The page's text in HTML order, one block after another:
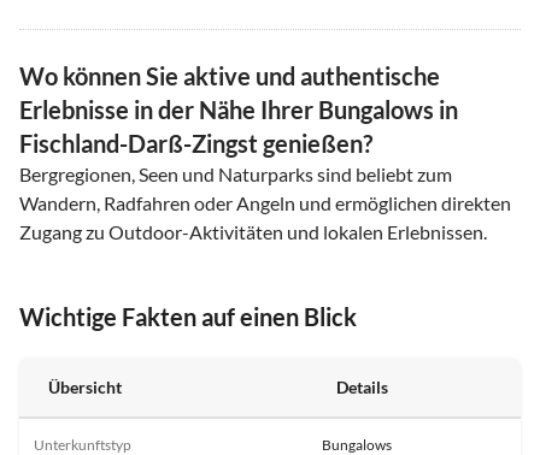
Wo können Sie aktive und authentische
Erlebnisse in der Nähe Ihrer Bungalows in
Fischland-Darß-Zingst genießen?
Bergregionen, Seen und Naturparks sind beliebt zum
Wandern, Radfahren oder Angeln und ermöglichen direkten
Zugang zu Outdoor-Aktivitäten und lokalen Erlebnissen.
Wichtige Fakten auf einen Blick
Übersicht Details
Unterkunftstyp Bungalows